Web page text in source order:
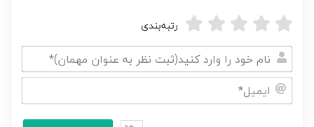
رتبه‌بندی
نام
خود